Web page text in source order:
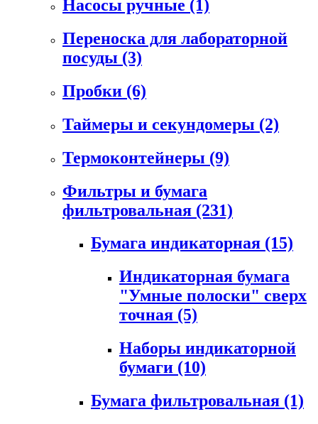
Насосы ручные (1)
Переноска для лабораторной
посуды (3)
Пробки (6)
Таймеры и секундомеры (2)
Термоконтейнеры (9)
Фильтры и бумага
фильтровальная (231)
Бумага индикаторная (15)
Индикаторная бумага
"Умные полоски" сверх
точная (5)
Наборы индикаторной
бумаги (10)
Бумага фильтровальная (1)